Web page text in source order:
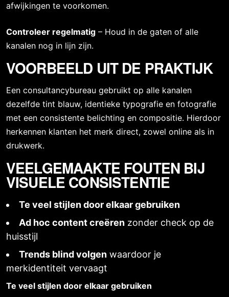
afwijkingen te voorkomen.
Controleer regelmatig – Houd in de gaten of alle
kanalen nog in lijn zijn.
VOORBEELD UIT DE PRAKTIJK
Een consultancybureau gebruikt op alle kanalen
dezelfde tint blauw, identieke typografie en fotografie
met een consistente belichting en compositie. Hierdoor
herkennen klanten het merk direct, zowel online als in
drukwerk.
VEELGEMAAKTE FOUTEN BIJ
VISUELE CONSISTENTIE
Te veel stijlen door elkaar gebruiken
Ad hoc content creëren zonder check op de
huisstijl
Trends blind volgen waardoor je
merkidentiteit vervaagt
Te veel stijlen door elkaar gebruiken